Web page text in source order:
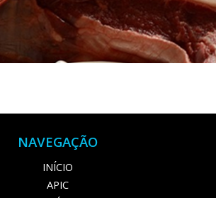
NAVEGAÇÃO
INÍCIO
APIC